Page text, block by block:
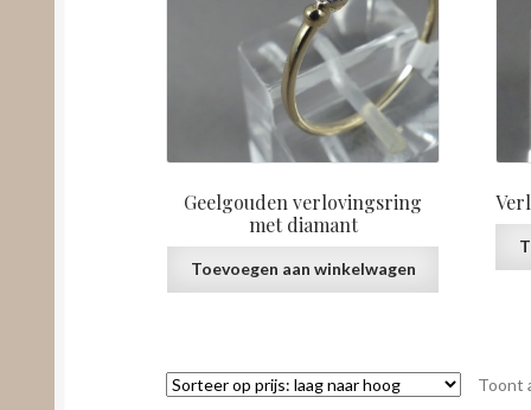
Geelgouden verlovingsring
met diamant
Toevoegen aan winkelwagen
Toont